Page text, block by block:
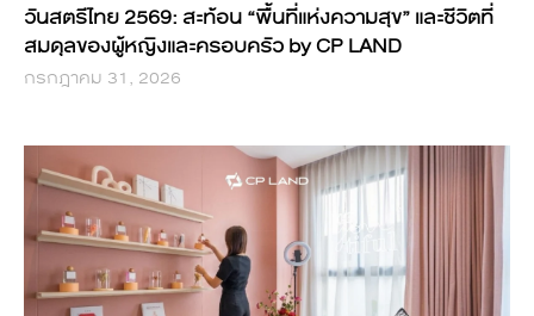
วันสตรีไทย 2569: สะท้อน “พื้นที่แห่งความสุข” และชีวิตที่
สมดุลของผู้หญิงและครอบครัว by CP LAND
กรกฎาคม 31, 2026